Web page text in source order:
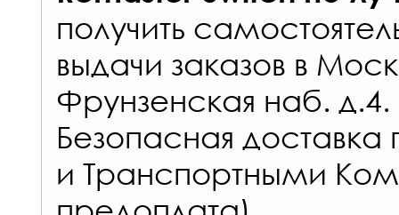
получить
выдачи заказов в
Фрунзенская наб. д.4.
Безопасная
и Транспортными